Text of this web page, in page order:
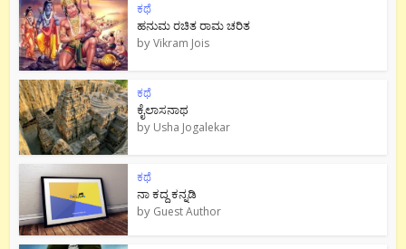
ಕಥೆ
ಹನುಮ ರಚಿತ ರಾಮ‌ ಚರಿತ
byVikram Jois
ಕಥೆ
ಕೈಲಾಸನಾಥ
by Usha Jogalekar
ಕಥೆ
ನಾ ಕದ್ದ ಕನ್ನಡಿ
by Guest Author